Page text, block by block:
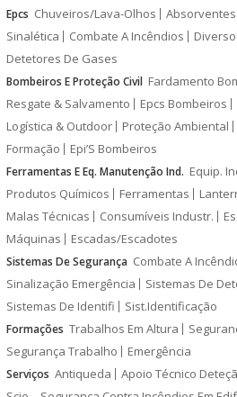
Epcs Chuveiros/Lava-Olhos
Sinalética
Combate A Incêndios
Detetores De Gases
Bombeiros E Proteção Civil Fardamento
Resgate & Salvamento
Epcs Bombeiros
Logística & Outdoor
Proteção Ambiental
Formação
Epi’S Bombeiros
Ferramentas E Eq. Manutenção Ind. Equip.
Produtos Químicos
Ferramentas
Malas Técnicas
Consumíveis Industr.
Máquinas
Escadas/Escadotes
Sistemas De Segurança Combate A
Sinalização Emergência
Sistemas De
Sistemas De Identifi
Sist.Identificação
Formações Trabalhos Em Altura
Segurança Trabalho
Emergência
Serviços Antiqueda
Apoio Técnico